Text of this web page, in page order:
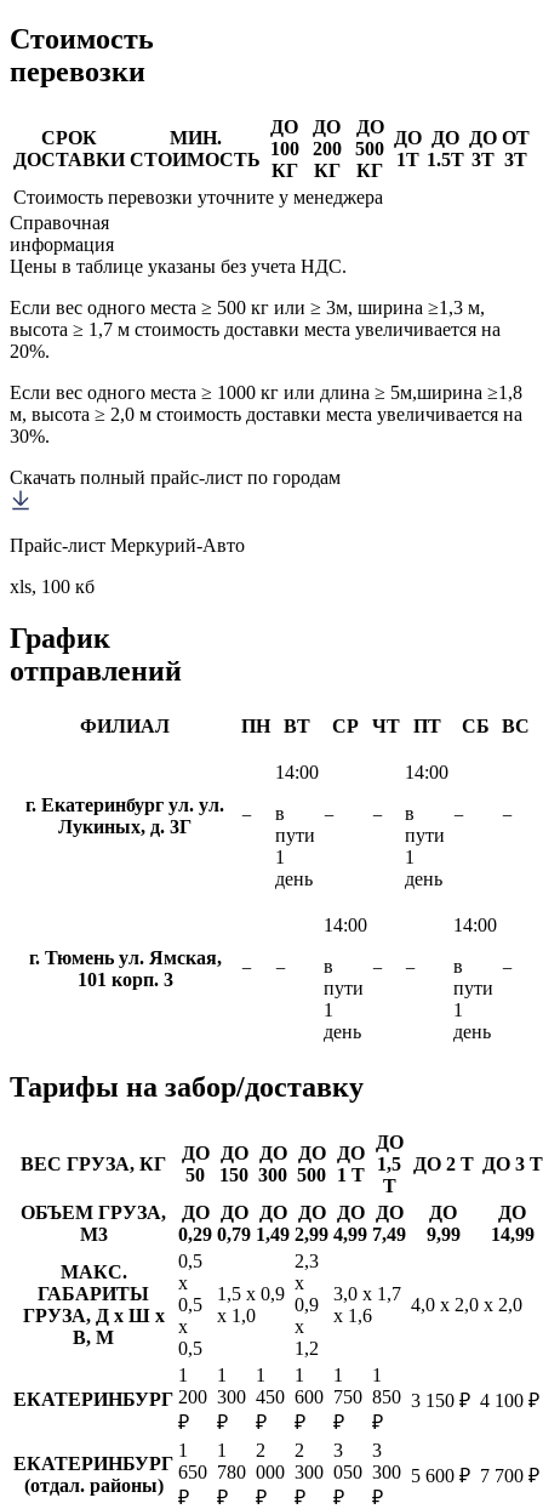
Стоимость
перевозки
СРОК
ДОСТАВКИ
МИН.
СТОИМОСТЬ
ДО
100
КГ
ДО
200
КГ
ДО
500
КГ
ДО
1Т
ДО
1.5Т
ДО
3Т
ОТ
3Т
Стоимость перевозки уточните у менеджера
Справочная
информация
Цены в таблице указаны без учета НДС.
Если вес одного места ≥ 500 кг или ≥ 3м, ширина ≥1,3 м,
высота ≥ 1,7 м стоимость доставки места увеличивается на
20%.
Если вес одного места ≥ 1000 кг или длина ≥ 5м,ширина ≥1,8
м, высота ≥ 2,0 м стоимость доставки места увеличивается на
30%.
Скачать полный прайс-лист по городам
Прайс-лист Меркурий-Авто
xls, 100 кб
График
отправлений
ФИЛИАЛ ПН ВТ СР ЧТ ПТ СБ ВС
г. Екатеринбург ул. ул.
Лукиных, д. 3Г
−
14:00
в
пути
1
день
− −
14:00
в
пути
1
день
− −
г. Тюмень ул. Ямская,
101 корп. 3
− −
14:00
в
пути
1
день
− −
14:00
в
пути
1
день
−
Тарифы на забор/доставку
ВЕС ГРУЗА, КГ
ДО
50
ДО
150
ДО
300
ДО
500
ДО
1 Т
ДО
1,5
Т
ДО 2 Т ДО 3 Т
ОБЪЕМ ГРУЗА,
М3
ДО
0,29
ДО
0,79
ДО
1,49
ДО
2,99
ДО
4,99
ДО
7,49
ДО
9,99
ДО
14,99
МАКС.
ГАБАРИТЫ
ГРУЗА, Д х Ш х
В, М
0,5
х
0,5
х
0,5
1,5 х 0,9
х 1,0
2,3
х
0,9
х
1,2
3,0 х 1,7
х 1,6
4,0 х 2,0 х 2,0
ЕКАТЕРИНБУРГ
1
200
₽
1
300
₽
1
450
₽
1
600
₽
1
750
₽
1
850
₽
3 150 ₽ 4 100 ₽
ЕКАТЕРИНБУРГ
(отдал. районы)
1
650
₽
1
780
₽
2
000
₽
2
300
₽
3
050
₽
3
300
₽
5 600 ₽ 7 700 ₽